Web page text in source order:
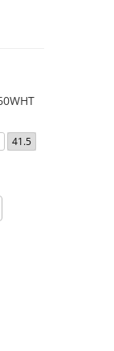
41.5